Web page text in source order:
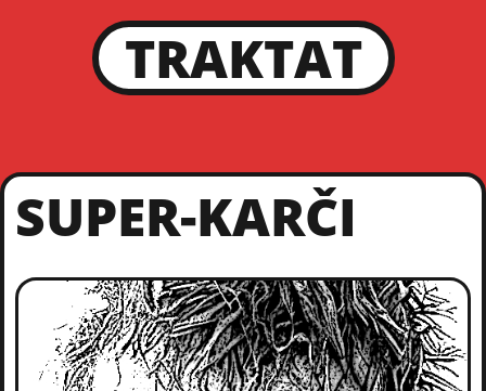
TRAKTAT
SUPER-KARČI